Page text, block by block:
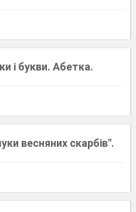
і букви. Абетка.
весняних скарбів".